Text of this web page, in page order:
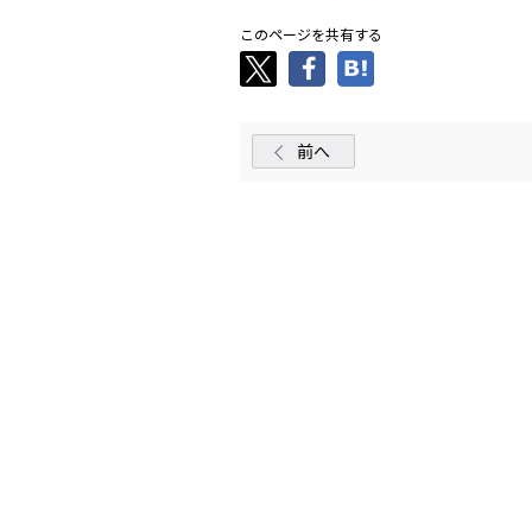
このページを共有する
前へ